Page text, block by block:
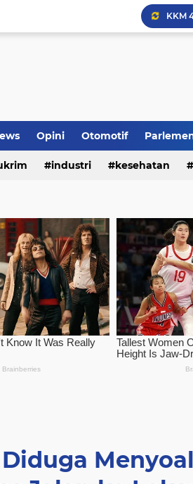
Opini Otomotif
industri kesehatan
Menyoal